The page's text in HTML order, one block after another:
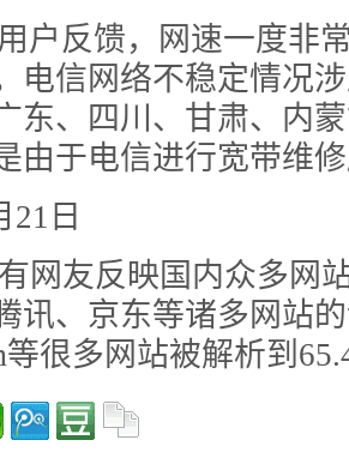
户反馈，网速一度非
电信网络不稳定情况
东、四川、甘肃、内
由于电信进行宽带维
21日
网友反映国内众多网
讯、京东等诸多网站
等很多网站被解析到